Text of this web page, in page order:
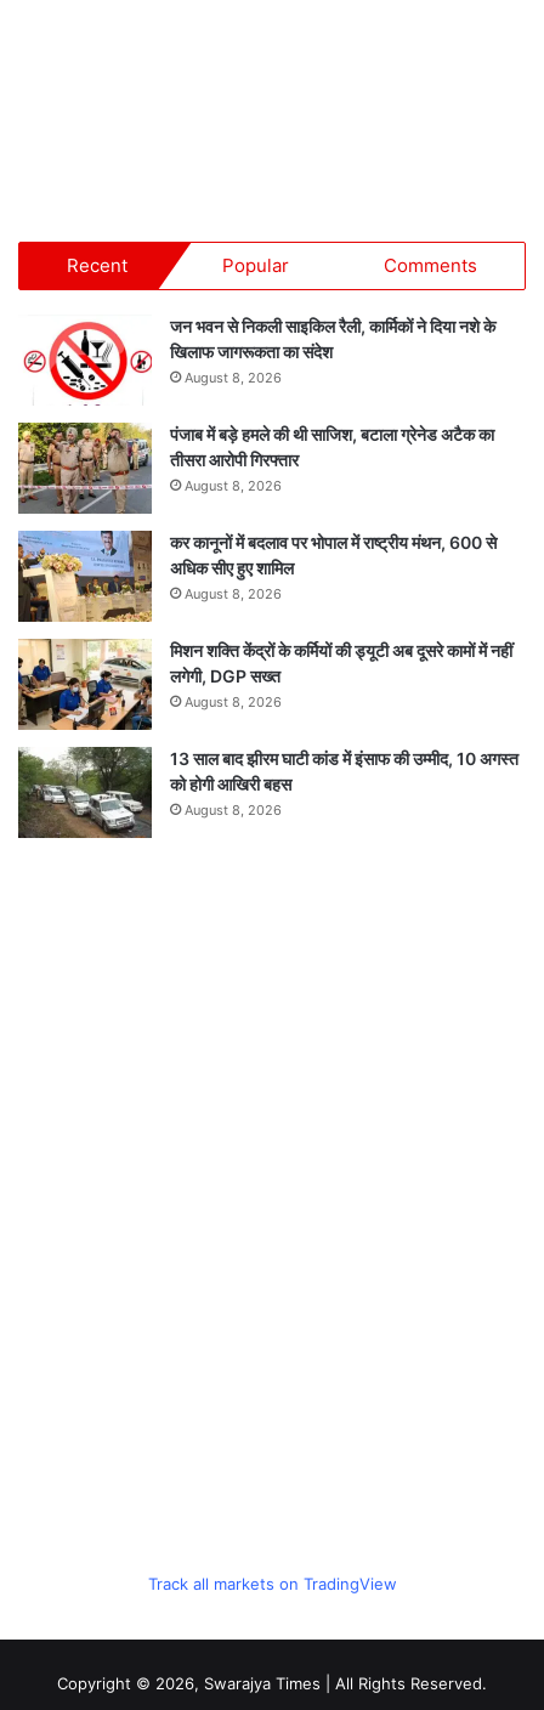
Recent Popular Comments
जन भवन से निकली साइकिल रैली, कार्मिकों ने दिया नशे के
खिलाफ जागरूकता का संदेश
August 8, 2026
पंजाब में बड़े हमले की थी साजिश, बटाला ग्रेनेड अटैक का
तीसरा आरोपी गिरफ्तार
August 8, 2026
कर कानूनों में बदलाव पर भोपाल में राष्ट्रीय मंथन, 600 से
अधिक सीए हुए शामिल
August 8, 2026
मिशन शक्ति केंद्रों के कर्मियों की ड्यूटी अब दूसरे कामों में नहीं
लगेगी, DGP सख्त
August 8, 2026
13 साल बाद झीरम घाटी कांड में इंसाफ की उम्मीद, 10 अगस्त
को होगी आखिरी बहस
August 8, 2026
Track all markets on TradingView
Copyright © 2026, Swarajya Times | All Rights Reserved.